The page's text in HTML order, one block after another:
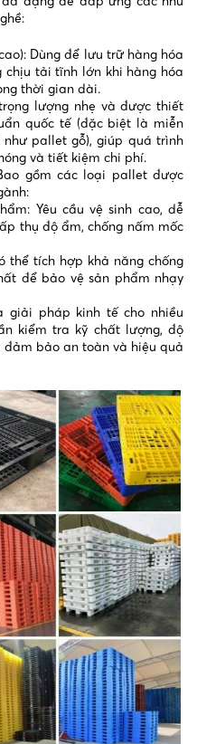
Dùng để lưu trữ hàng hóa
chịu tải tĩnh lớn khi hàng hóa
thời gian dài.
lượng nhẹ và được thiết
quốc tế (đặc biệt là miễn
như pallet gỗ), giúp quá trình
và tiết kiệm chi phí.
gồm các loại pallet được
Yêu cầu vệ sinh cao, dễ
thụ độ ẩm, chống nấm mốc
thể tích hợp khả năng chống
để bảo vệ sản phẩm nhạy
giải pháp kinh tế cho nhiều
kiểm tra kỹ chất lượng, độ
đảm bảo an toàn và hiệu quả